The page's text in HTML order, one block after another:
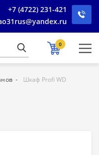
+7 (4722) 231-421
0
Шкаф Profi WD